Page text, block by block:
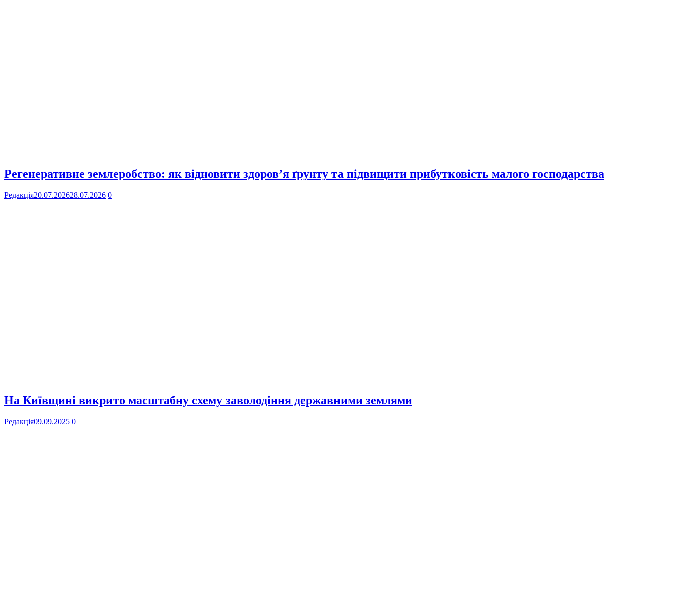
Регенеративне землеробство: як відновити здоров’я ґрунту та підвищити прибутковість малого господарства
Редакція20.07.202628.07.2026 0
На Київщині викрито масштабну схему заволодіння державними землями
Редакція09.09.2025 0